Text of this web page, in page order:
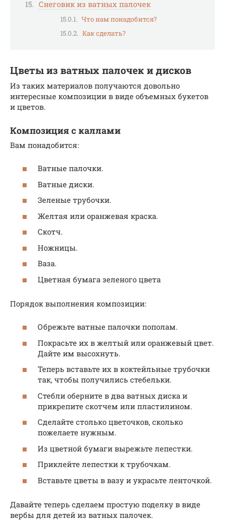
Снеговик из ватных палочек
Что нам понадобится?
Как сделать?
Цветы из ватных палочек и дисков
Из таких материалов получаются довольно
интересные композиции в виде объемных букетов
и цветов.
Композиция с каллами
Вам понадобится:
Ватные палочки.
Ватные диски.
Зеленые трубочки.
Желтая или оранжевая краска.
Скотч.
Ножницы.
Ваза.
Цветная бумага зеленого цвета
Порядок выполнения композиции:
Обрежьте ватные палочки пополам.
Покрасьте их в желтый или оранжевый цвет.
Дайте им высохнуть.
Теперь вставьте их в коктейльные трубочки
так, чтобы получились стебельки.
Стебли оберните в два ватных диска и
прикрепите скотчем или пластилином.
Сделайте столько цветочков, сколько
пожелаете нужным.
Из цветной бумаги вырежьте лепестки.
Приклейте лепестки к трубочкам.
Вставьте цветы в вазу и украсьте ленточкой.
Давайте теперь сделаем простую поделку в виде
вербы для детей из ватных палочек.